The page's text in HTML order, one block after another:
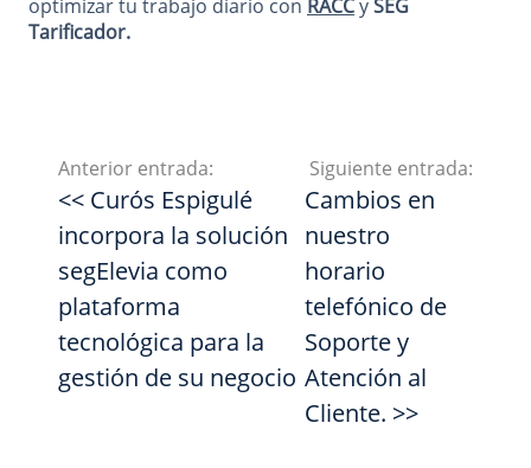
optimizar tu trabajo diario con RACCySEG
Tarificador.
Anterior entrada:
<< Curós Espigulé
incorpora la solución
segElevia como
plataforma
tecnológica para la
gestión de su negocio
Siguiente entrada:
Cambios en
nuestro
horario
telefónico de
Soporte y
Atención al
Cliente. >>